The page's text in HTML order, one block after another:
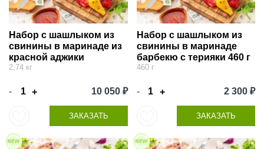
Набор с шашлыком из
свинины в маринаде из
красной аджики
2,74 кг
- + 10 050 ₽
ЗАКАЗАТЬ
Набор с шашлыком из
свинины в маринаде
барбекю с терияки 460 г
460 г
- + 2 300 ₽
ЗАКАЗАТЬ